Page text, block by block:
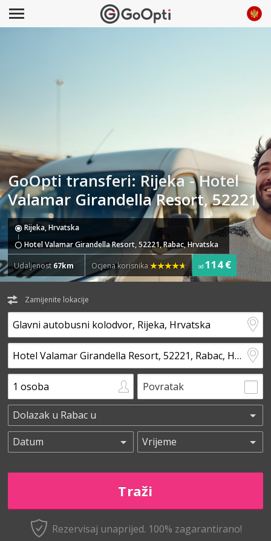
GoOpti transferi: Rijeka - Hotel
Valamar Girandella Resort, 52221
Rijeka, Hrvatska
Hotel Valamar Girandella Resort, 52221, Rabac, Hrvatska
Udaljenost 67km Ocjena korisnika od 114 €
Zamijenite lokacije
Povratak
Rezervisaj unaprijed. 100% zagarantirano!